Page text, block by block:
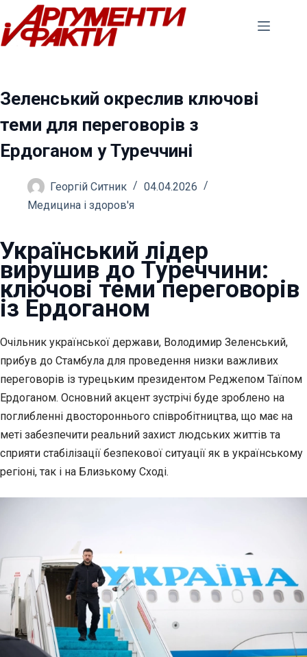
Перейти
до
вмісту
Зеленський окреслив ключові
теми для переговорів з
Ердоганом у Туреччині
Георгій Ситник
04.04.2026
Медицина і здоров'я
Український лідер
вирушив до Туреччини:
ключові теми переговорів
із Ердоганом
Очільник української держави, Володимир Зеленський,
прибув до Стамбула для проведення низки важливих
переговорів із турецьким президентом Реджепом Таїпом
Ердоганом. Основний акцент зустрічі буде зроблено на
поглибленні двостороннього співробітництва, що має на
меті забезпечити реальний захист людських життів та
сприяти стабілізації безпекової ситуації як в українському
регіоні, так і на Близькому Сході.